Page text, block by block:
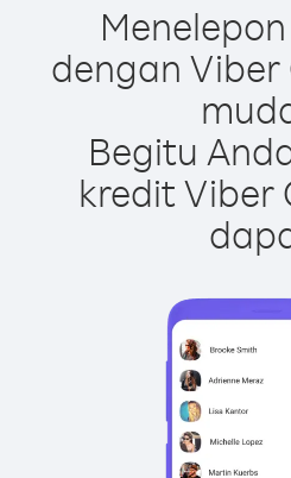
dengan
Begitu
kredit Viber